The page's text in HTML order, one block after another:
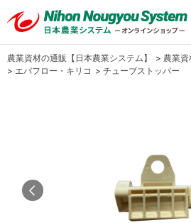
農業資材の通販【日本農業システム】 > 農業資
> エバフロー・キリコ > チューブストッパー